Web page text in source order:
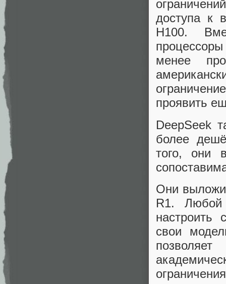
доступа к
H100.
менее
проявить
DeepSeek
более
того, они
Они
R1. Любой
настроить
свои